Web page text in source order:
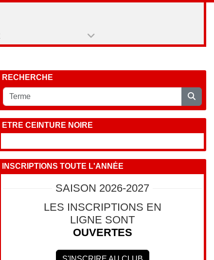
RECHERCHE
ETRE CEINTURE NOIRE
INSCRIPTIONS TOUTE L'ANNÉE
SAISON 2026-2027
LES INSCRIPTIONS EN
LIGNE SONT
OUVERTES